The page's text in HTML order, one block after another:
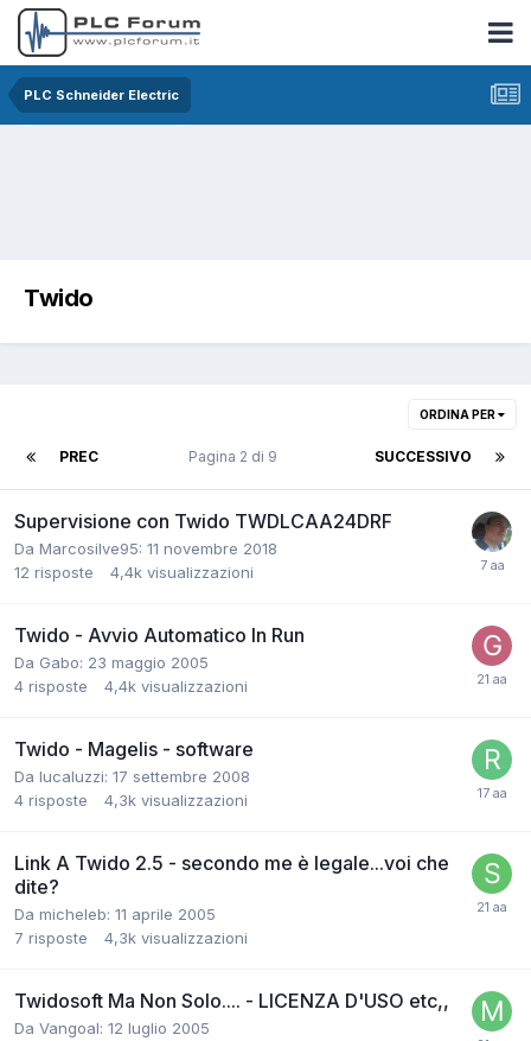
PLC Schneider Electric
Twido
ORDINA PER
PREC SUCCESSIVO
Pagina 2 di 9
Supervisione con Twido TWDLCAA24DRF
Da Marcosilve95: 11 novembre 2018
12 risposte 4,4k visualizzazioni
Twido - Avvio Automatico In Run
Da Gabo: 23 maggio 2005
4 risposte 4,4k visualizzazioni
Twido - Magelis - software
Da lucaluzzi: 17 settembre 2008
4 risposte 4,3k visualizzazioni
Link A Twido 2.5 - secondo me è legale...voi che
dite?
Da micheleb: 11 aprile 2005
7 risposte 4,3k visualizzazioni
Twidosoft Ma Non Solo.... - LICENZA D'USO etc,,
Da Vangoal: 12 luglio 2005